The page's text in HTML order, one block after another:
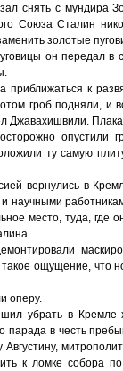
снять с мундира
Союза Сталин
золотые
он передал в
приближаться к
гроб подняли, и
Джавахишвили.
опустили
ту самую
вернулись в
научными
место, туда, где
ощущение, что
оперу.
убрать в
в честь
к ломке собора